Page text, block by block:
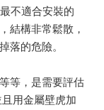
不適合安裝的
結構非常鬆散，
落的危險。
等，是需要評估
用金屬壁虎加